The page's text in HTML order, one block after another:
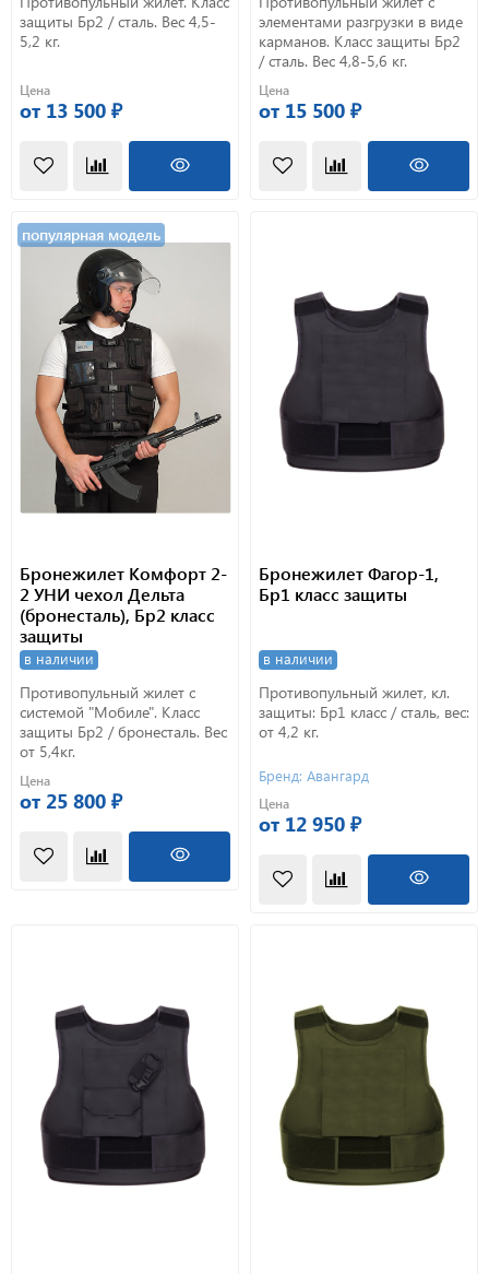
защиты Бр2 / сталь. Вес 4,5-
5,2 кг.
Цена
от 13 500 ₽
элементами разгрузки в виде
карманов. Класс защиты Бр2
/ сталь. Вес 4,8-5,6 кг.
Цена
от 15 500 ₽
популярная модель
Бронежилет Комфорт 2-
2 УНИ чехол Дельта
(бронесталь), Бр2 класс
защиты
в наличии
Противопульный жилет с
системой "Мобиле". Класс
защиты Бр2 / бронесталь. Вес
от 5,4кг.
Цена
от 25 800 ₽
Бронежилет Фагор-1,
Бр1 класс защиты
в наличии
Противопульный жилет, кл.
защиты: Бр1 класс / сталь, вес:
от 4,2 кг.
Бренд: Авангард
Цена
от 12 950 ₽